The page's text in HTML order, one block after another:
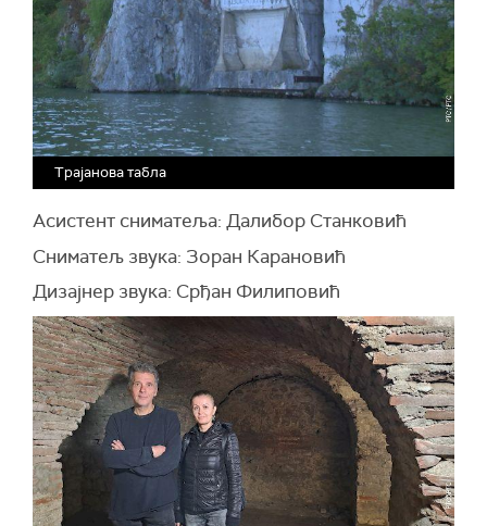
Трајанова табла
Асистент сниматеља: Далибор Станковић
Сниматељ звука: Зоран Карановић
Дизајнер звука: Срђан Филиповић